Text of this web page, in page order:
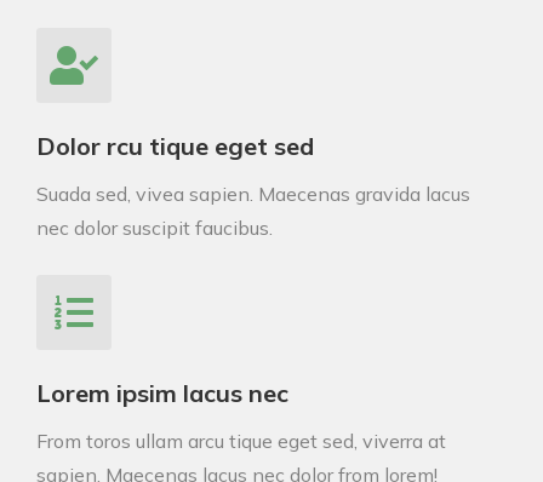
Dolor rcu tique eget sed
Suada sed, vivea sapien. Maecenas gravida lacus
nec dolor suscipit faucibus.
Lorem ipsim lacus nec
From toros ullam arcu tique eget sed, viverra at
sapien. Maecenas lacus nec dolor from lorem!